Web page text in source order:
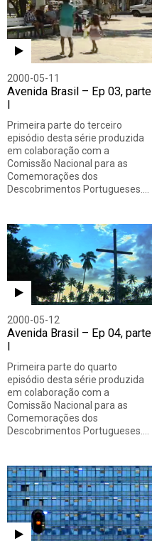
2000-05-11
Avenida Brasil – Ep 03, parte
Primeira parte do terceiro
episódio desta série produzida
em colaboração com a
Comissão Nacional para as
Comemorações dos
Descobrimentos Portugueses.…
2000-05-12
Avenida Brasil – Ep 04, parte
Primeira parte do quarto
episódio desta série produzida
em colaboração com a
Comissão Nacional para as
Comemorações dos
Descobrimentos Portugueses.…